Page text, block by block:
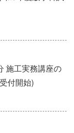
施工実務講座の
付開始)